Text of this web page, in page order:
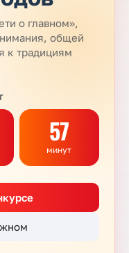
о главном»,
общей
к традициям
57
минут